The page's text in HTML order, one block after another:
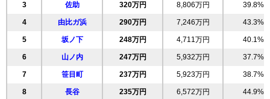
3 佐助 320万円 8,806万円 39.8%
4 由比ガ浜 290万円 7,246万円 43.3%
5 坂ノ下 248万円 4,711万円 40.1%
6 山ノ内 247万円 5,932万円 37.7%
7 笹目町 237万円 5,923万円 38.7%
8 長谷 235万円 6,572万円 44.9%